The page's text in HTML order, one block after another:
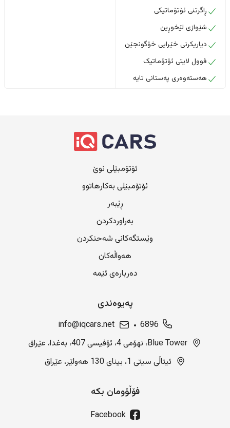
ڕاگرتنی ئۆتۆماتیکی
شێوازی لێخوڕین
دیاریکرنی خێرایی خۆگونجێن
فوول لایتی ئۆتۆماتیک
هەستەوەری پەستانی تایە
ئۆتۆمبێلی نوێ
ئۆتۆمبێلی بەکارهاتوو
ڕێبەر
بەراوردکردن
وێستگەکانی شەحنکردن
هەواڵەکان
دەربارەی ئێمە
پەیوەندی
6896
info@iqcars.net
Blue Tower، نهۆمی 4، ئۆفیسی 407، بەغدا، عێراق
ئیتاڵی سیتی 1، بینای 130 هەولێر، عێراق
فۆڵۆومان بکە
Facebook